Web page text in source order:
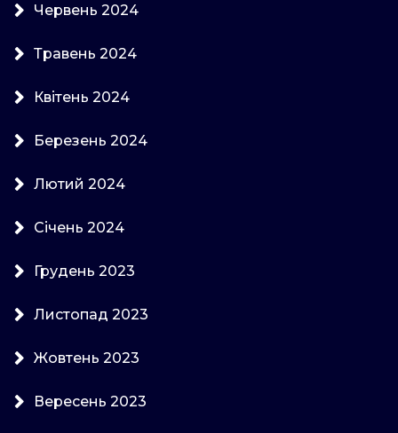
Червень 2024
Травень 2024
Квітень 2024
Березень 2024
Лютий 2024
Січень 2024
Грудень 2023
Листопад 2023
Жовтень 2023
Вересень 2023